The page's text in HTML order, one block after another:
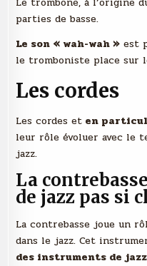
parties de basse.
Le son « wah-wah » est
le tromboniste place sur
Les cordes
Les cordes et en
leur rôle évoluer avec le
jazz.
La
de jazz pas si
La contrebasse joue un
dans le jazz. Cet
des instruments de